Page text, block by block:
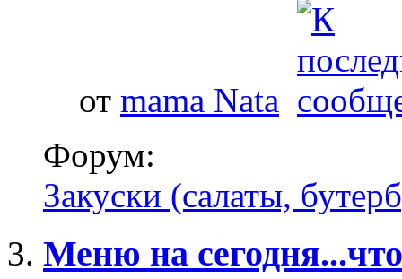
от mama Nata
Форум:
Закуски (салаты,
Меню на